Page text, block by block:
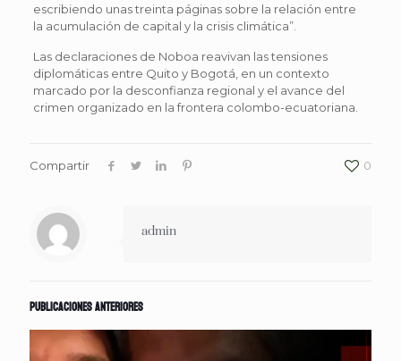
escribiendo unas treinta páginas sobre la relación entre
la acumulación de capital y la crisis climática”.
Las declaraciones de Noboa reavivan las tensiones
diplomáticas entre Quito y Bogotá, en un contexto
marcado por la desconfianza regional y el avance del
crimen organizado en la frontera colombo-ecuatoriana.
Compartir 0
admin
Publicaciones anteriores